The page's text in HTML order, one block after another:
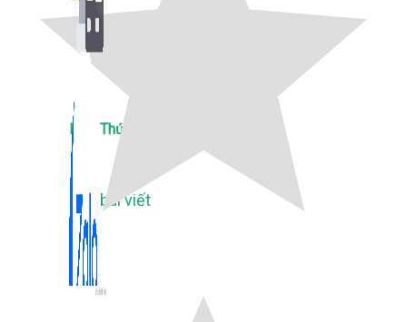
Kiến Thức Website
309 bài viết